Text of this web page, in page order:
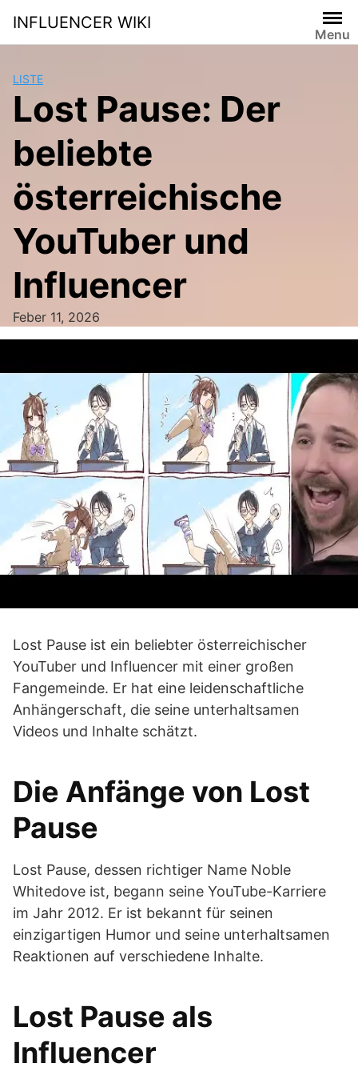
content
INFLUENCER WIKI
Menu
LISTE
Lost Pause: Der
beliebte
österreichische
YouTuber und
Influencer
Feber 11, 2026
Lost Pause ist ein beliebter österreichischer
YouTuber und Influencer mit einer großen
Fangemeinde. Er hat eine leidenschaftliche
Anhängerschaft, die seine unterhaltsamen
Videos und Inhalte schätzt.
Die Anfänge von Lost
Pause
Lost Pause, dessen richtiger Name Noble
Whitedove ist, begann seine YouTube-Karriere
im Jahr 2012. Er ist bekannt für seinen
einzigartigen Humor und seine unterhaltsamen
Reaktionen auf verschiedene Inhalte.
Lost Pause als
Influencer